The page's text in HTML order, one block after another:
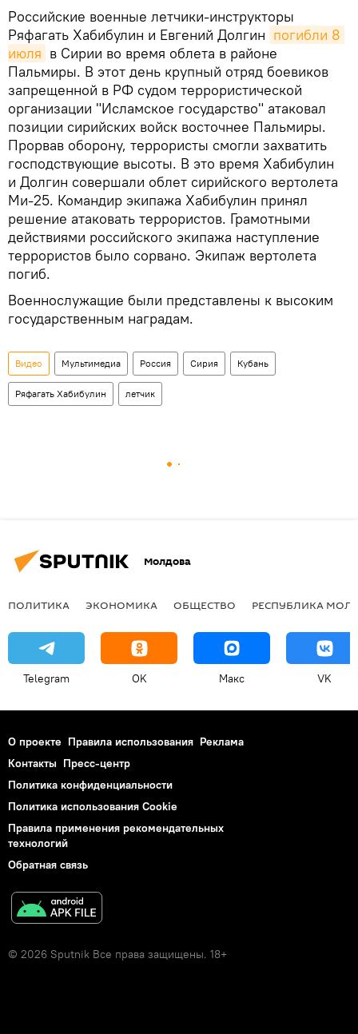
Российские военные летчики-инструкторы
Ряфагать Хабибулин и Евгений Долгин погибли 8
июля в Сирии во время облета в районе
Пальмиры. В этот день крупный отряд боевиков
запрещенной в РФ судом террористической
организации "Исламское государство" атаковал
позиции сирийских войск восточнее Пальмиры.
Прорвав оборону, террористы смогли захватить
господствующие высоты. В это время Хабибулин
и Долгин совершали облет сирийского вертолета
Ми-25. Командир экипажа Хабибулин принял
решение атаковать террористов. Грамотными
действиями российского экипажа наступление
террористов было сорвано. Экипаж вертолета
погиб.
Военнослужащие были представлены к высоким
государственным наградам.
Видео Мультимедиа Россия Сирия Кубань
Ряфагать Хабибулин летчик
Молдова
ПОЛИТИКА ЭКОНОМИКА ОБЩЕСТВО РЕСПУБЛИКА
Telegram OK Макс VK
О проекте Правила использования Реклама
Контакты Пресс-центр
Политика конфиденциальности
Политика использования Cookie
Правила применения рекомендательных
технологий
Обратная связь
© 2026 Sputnik Все права защищены. 18+